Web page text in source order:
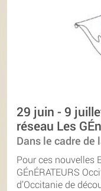
29 juin - 9
réseau Les
Dans le cadre de
Pour ces nouvelles
GÉnÉRATEURS
d’Occitanie de